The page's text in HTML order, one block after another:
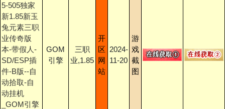
5-505独家
新1.85新玉
兔元素三职
业传奇版
本-带假人-
SD/ESP插
件-B版--自
动拾取-自
动挂机
_GOM引擎
GOM
引擎
三职
业,1.85
开
区
网
站
2024-
11-20
游
戏
截
图